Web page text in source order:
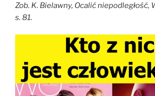
Zob. K. Bielawny, Ocalić niepodległość,
s. 81.